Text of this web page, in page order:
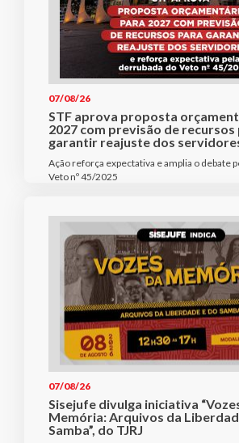
07/08/26
STF aprova proposta
2027 com previsão de recursos
garantir reajuste dos
Ação reforça expectativa e amplia o debate
Veto nº 45/2025
07/08/26
Sisejufe divulga iniciativa
Memória: Arquivos da
Samba”, do TJRJ